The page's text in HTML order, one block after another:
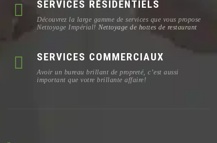
SERVICES RÉSIDENTIELS
Découvrez la large gamme de services que vous propose
Nettoyage Impérial! Nettoyage de hottes de restaurant
SERVICES COMMERCIAUX
Avoir un bureau brillant de propreté, c’est aussi
important que votre brillante affaire!